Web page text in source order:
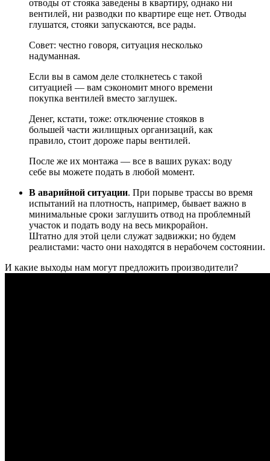
отводы от стояка заведены в квартиру, однако ни
вентилей, ни разводки по квартире еще нет. Отводы
глушатся, стояки запускаются, все рады.
Совет: честно говоря, ситуация несколько
надуманная.
Если вы в самом деле столкнетесь с такой
ситуацией — вам сэкономит много времени
покупка вентилей вместо заглушек.
Денег, кстати, тоже: отключение стояков в
большей части жилищных организаций, как
правило, стоит дороже пары вентилей.
После же их монтажа — все в ваших руках: воду
себе вы можете подать в любой момент.
В аварийной ситуации. При порыве трассы во время
испытаний на плотность, например, бывает важно в
минимальные сроки заглушить отвод на проблемный
участок и подать воду на весь микрорайон.
Штатно для этой цели служат задвижки; но будем
реалистами: часто они находятся в нерабочем состоянии.
И какие выходы нам могут предложить производители?